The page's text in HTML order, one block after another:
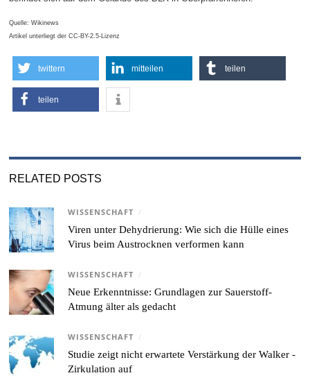
Quelle: Wikinews
Artikel unterliegt der CC-BY-2.5-Lizenz
twittern mitteilen teilen
teilen
RELATED POSTS
WISSENSCHAFT /
Viren unter Dehydrierung: Wie sich die Hülle eines
Virus beim Austrocknen verformen kann
WISSENSCHAFT /
Neue Erkenntnisse: Grundlagen zur Sauerstoff-
Atmung älter als gedacht
WISSENSCHAFT /
Studie zeigt nicht erwartete Verstärkung der Walker -
Zirkulation auf